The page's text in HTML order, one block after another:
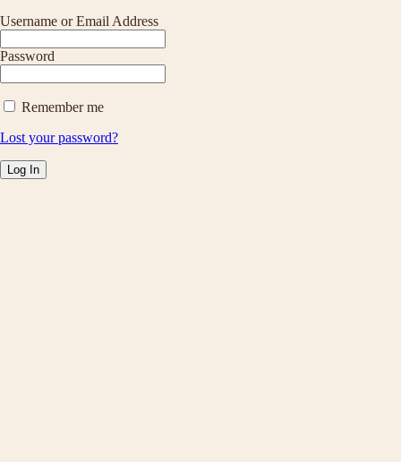
Username or Email Address
Password
Remember me
Lost your password?